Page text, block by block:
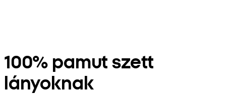
100% pamut szett
lányoknak